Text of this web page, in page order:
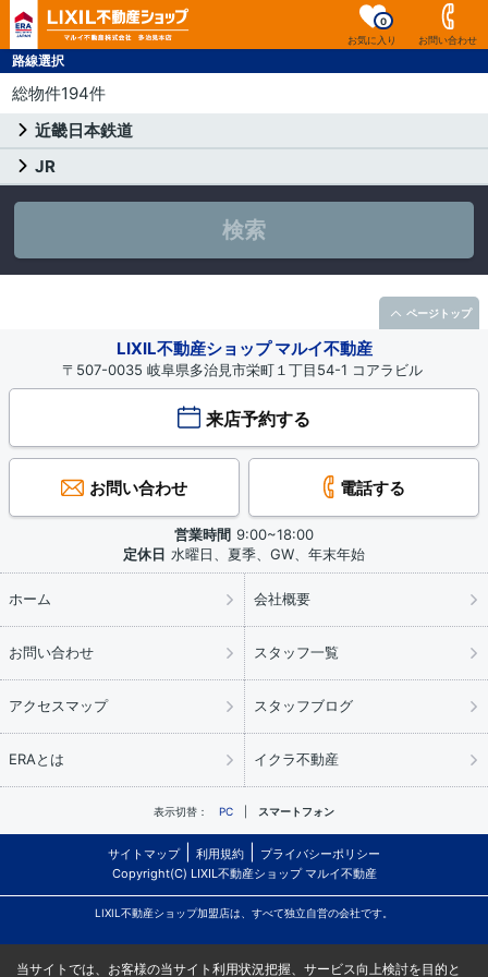
お気に入り
0
お問い合わせ
路線選択
総物件194件
近畿日本鉄道
JR
検索
LIXIL不動産ショップ マルイ不動産
〒507-0035 岐阜県多治見市栄町１丁目54-1 コアラビル
来店予約する
お問い合わせ 電話する
営業時間 9:00~18:00
定休日 水曜日、夏季、GW、年末年始
ホーム 会社概要
お問い合わせ スタッフ一覧
アクセスマップ スタッフブログ
ERAとは イクラ不動産
表示切替： PC スマートフォン
サイトマップ 利用規約
プライバシーポリシー
Copyright(C) LIXIL不動産ショップ マルイ不動産
LIXIL不動産ショップ加盟店は、すべて独立自営の会社です。
ページトップ
当サイトでは、お客様の当サイト利用状況把握、サービス向上検討を目的と